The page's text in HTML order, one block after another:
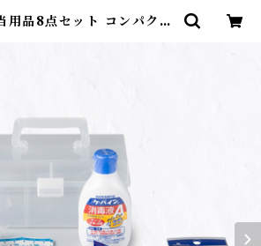
用品8点セット コンパクト